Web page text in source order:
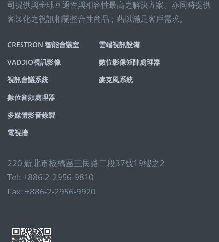
司提供與全球互通性與相容性最高之解決方案。亦同時提供
客製化之視訊相關整合性商品；藉以滿足客戶需求。
CRESTRON 智能會議室
VADDIO視訊影像
視訊會議系統
雲端視訊設備
數位影像矩陣處理器
麥克風系統
數位音頻處理器
多媒體影音錄製
電視牆
220 新北市板橋區三民路二段37號19樓之2
Tel: +886-2-2956-9810
Fax: +886-2-2956-9920